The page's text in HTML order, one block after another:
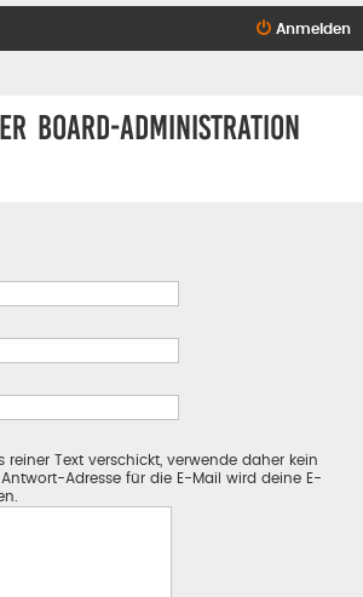
Anmelden
Board-Administration
reiner Text verschickt, verwende daher kein
Antwort-Adresse für die E-Mail wird deine E-